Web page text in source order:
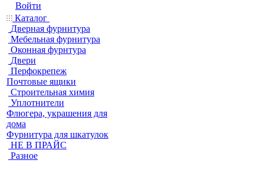
Войти
Каталог
Дверная фурнитура
Мебельная фурнитура
Оконная фурнтура
Двери
Перфокрепеж
Почтовые ящики
Строительная химия
Уплотнители
Флюгера, украшения для
дома
Фурнитура для шкатулок
НЕ В ПРАЙС
Разное